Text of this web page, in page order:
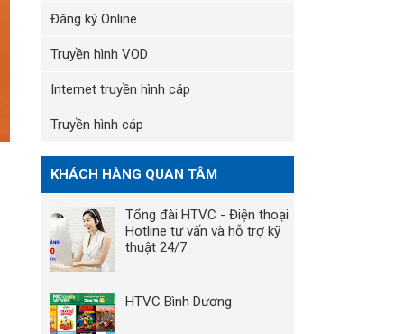
Đăng ký Online
Truyền hình VOD
Internet truyền hình cáp
Truyền hình cáp
KHÁCH HÀNG QUAN TÂM
Tổng đài HTVC - Điện thoại
Hotline tư vấn và hỗ trợ kỹ
thuật 24/7
HTVC Bình Dương